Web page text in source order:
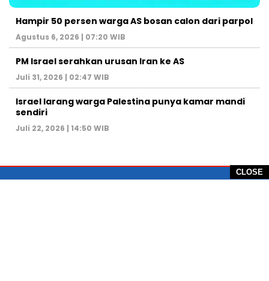
CLOSE
Hampir 50 persen warga AS bosan calon dari parpol
Agustus 6, 2026 | 07:20 WIB
PM Israel serahkan urusan Iran ke AS
Juli 31, 2026 | 02:47 WIB
Israel larang warga Palestina punya kamar mandi
sendiri
Juli 22, 2026 | 14:50 WIB